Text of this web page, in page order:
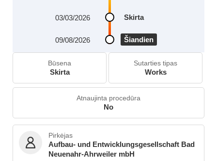
Skirta
03/03/2026
Šiandien
09/08/2026
Būsena
Skirta
Sutarties tipas
Works
Atnaujinta procedūra
No
Pirkėjas
Aufbau- und Entwicklungsgesellschaft Bad
Neuenahr-Ahrweiler mbH